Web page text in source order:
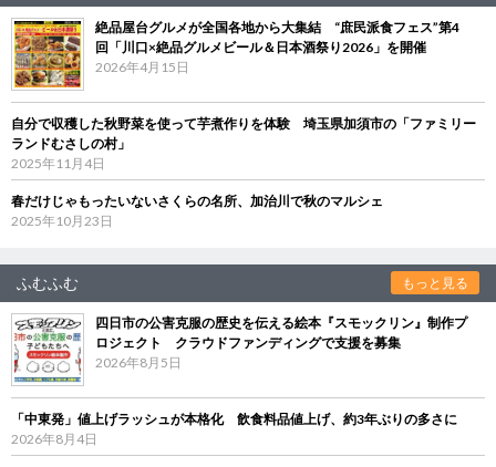
絶品屋台グルメが全国各地から大集結 “庶民派食フェス”第4
回「川口×絶品グルメビール＆日本酒祭り2026」を開催
2026年4月15日
自分で収穫した秋野菜を使って芋煮作りを体験 埼玉県加須市の「ファミリー
ランドむさしの村」
2025年11月4日
春だけじゃもったいないさくらの名所、加治川で秋のマルシェ
2025年10月23日
ふむふむ もっと見る
四日市の公害克服の歴史を伝える絵本『スモックリン』制作プ
ロジェクト クラウドファンディングで支援を募集
2026年8月5日
「中東発」値上げラッシュが本格化 飲食料品値上げ、約3年ぶりの多さに
2026年8月4日